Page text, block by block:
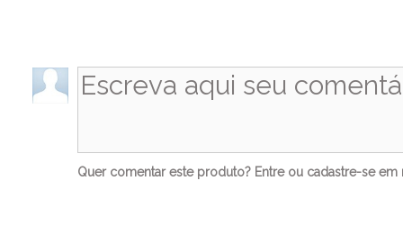
Quer comentar este produto? Entreou cadastre-seem